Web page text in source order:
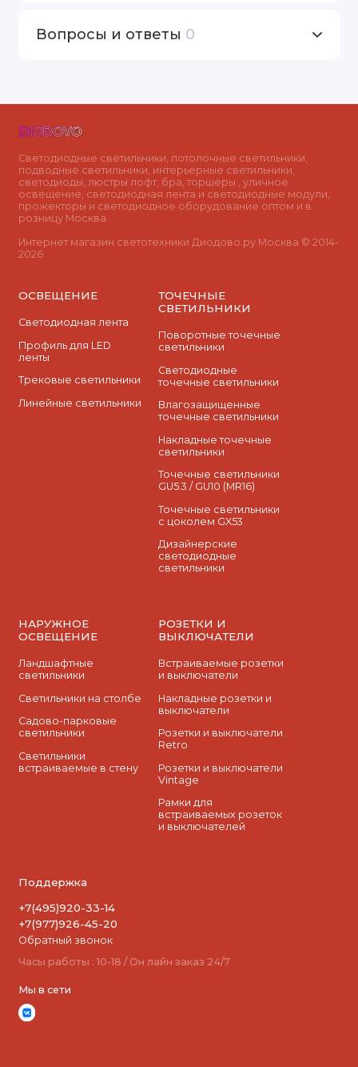
Вопросы и ответы 0
Светодиодные светильники, потолочные светильники,
подводные светильники, интерьерные светильники,
светодиоды, люстры лофт, бра, торшеры , уличное
освещение, светодиодная лента и светодиодные модули,
прожекторы и светодиодное оборудование оптом и в
розницу Москва.
Интернет магазин светотехники Диодово.ру Москва © 2014-
2026
ОСВЕЩЕНИЕ
Светодиодная лента
Профиль для LED
ленты
Трековые светильники
Линейные светильники
ТОЧЕЧНЫЕ
СВЕТИЛЬНИКИ
Поворотные точечные
светильники
Cветодиодные
точечные светильники
Влагозащищенные
точечные светильники
Накладные точечные
светильники
Точечные светильники
GU5.3 / GU10 (MR16)
Точечные светильники
с цоколем GX53
Дизайнерские
светодиодные
светильники
НАРУЖНОЕ
ОСВЕЩЕНИЕ
Ландшафтные
светильники
Светильники на столбе
Садово-парковые
светильники
Светильники
встраиваемые в стену
РОЗЕТКИ И
ВЫКЛЮЧАТЕЛИ
Встраиваемые розетки
и выключатели
Накладные розетки и
выключатели
Розетки и выключатели
Retro
Розетки и выключатели
Vintage
Рамки для
встраиваемых розеток
и выключателей
Поддержка
+7(495)920-33-14
+7(977)926-45-20
Обратный звонок
Часы работы : 10-18 / Он лайн заказ 24/7
Мы в сети